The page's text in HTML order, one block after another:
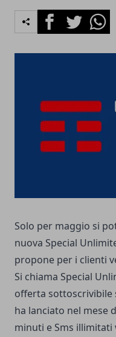
FacebookTwitter
Solo per maggio si
nuova Special
propone per i clienti
Si chiama Special
offerta sottoscrivibile
ha lanciato nel mese
minuti e Sms